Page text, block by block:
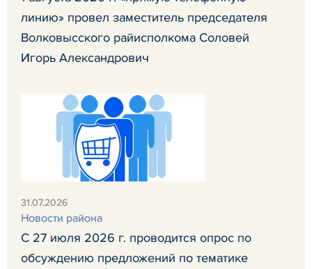
линию» провел заместитель председателя
Волковысского райисполкома Соловей
Игорь Александрович
31.07.2026
Новости района
С 27 июля 2026 г. проводится опрос по
обсуждению предложений по тематике